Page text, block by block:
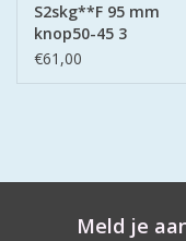
S2skg**F 95 mm
knop50-45 3
keersleutels
€61,00
Meld je